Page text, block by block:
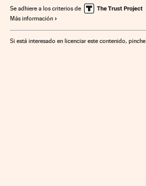
Partidos políticos Parlamento Política
Se adhiere a los criterios de
Más información
Si está interesado en licenciar este contenido, pinche